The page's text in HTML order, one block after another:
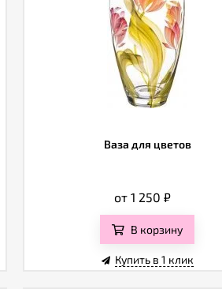
Ваза для цветов
от 1 250 ₽
В корзину
Купить в 1 клик